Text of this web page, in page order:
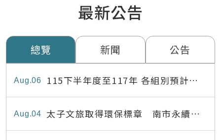
最新公告
總覽 新聞 公告
06
Aug
115下半年度至117年 各組別預計出
缺員額表
04
Aug
太子文旅取得環保標章 南市永續旅
宿達22家